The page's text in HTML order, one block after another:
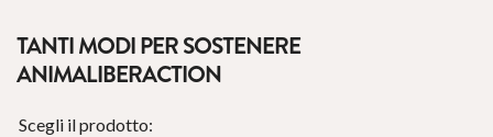
TANTI MODI PER SOSTENERE
ANIMALIBERACTION
Scegli il prodotto: